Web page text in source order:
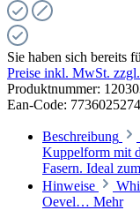
Sie haben sich bereits
Preise inkl. MwSt.
Produktnummer:
Ean-Code:
Beschreibung
Kuppelform mit
Fasern. Ideal
Hinweise
Oevel… Mehr